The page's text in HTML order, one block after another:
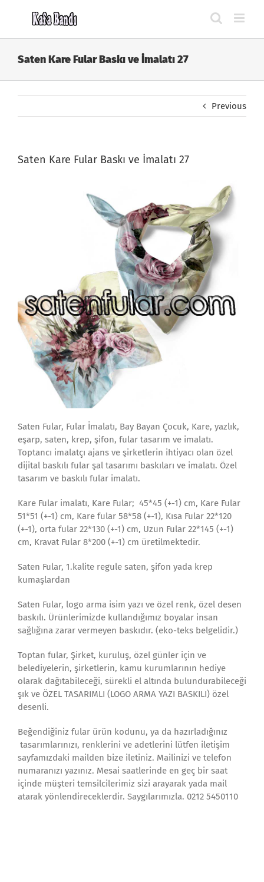
Saten Kare Fular Baskı ve İmalatı 27
Previous
Saten Kare Fular Baskı ve İmalatı 27
Saten Fular, Fular İmalatı, Bay Bayan Çocuk, Kare, yazlık,
eşarp, saten, krep, şifon, fular tasarım ve imalatı.
Toptancı imalatçı ajans ve şirketlerin ihtiyacı olan özel
dijital baskılı fular şal tasarımı baskıları ve imalatı. Özel
tasarım ve baskılı fular imalatı.
Kare Fular imalatı, Kare Fular; 45*45 (+-1) cm, Kare Fular
51*51 (+-1) cm, Kare fular 58*58 (+-1), Kısa Fular 22*120
(+-1), orta fular 22*130 (+-1) cm, Uzun Fular 22*145 (+-1)
cm, Kravat Fular 8*200 (+-1) cm üretilmektedir.
Saten Fular, 1.kalite regule saten, şifon yada krep
kumaşlardan
Saten Fular, logo arma isim yazı ve özel renk, özel desen
baskılı. Ürünlerimizde kullandığımız boyalar insan
sağlığına zarar vermeyen baskıdır. (eko-teks belgelidir.)
Toptan fular, Şirket, kuruluş, özel günler için ve
belediyelerin, şirketlerin, kamu kurumlarının hediye
olarak dağıtabileceği, sürekli el altında bulundurabileceği
şık ve ÖZEL TASARIMLI (LOGO ARMA YAZI BASKILI) özel
desenli.
Beğendiğiniz fular ürün kodunu, ya da hazırladığınız
tasarımlarınızı, renklerini ve adetlerini lütfen iletişim
sayfamızdaki mailden bize iletiniz. Mailinizi ve telefon
numaranızı yazınız. Mesai saatlerinde en geç bir saat
içinde müşteri temsilcilerimiz sizi arayarak yada mail
atarak yönlendireceklerdir. Saygılarımızla. 0212 5450110